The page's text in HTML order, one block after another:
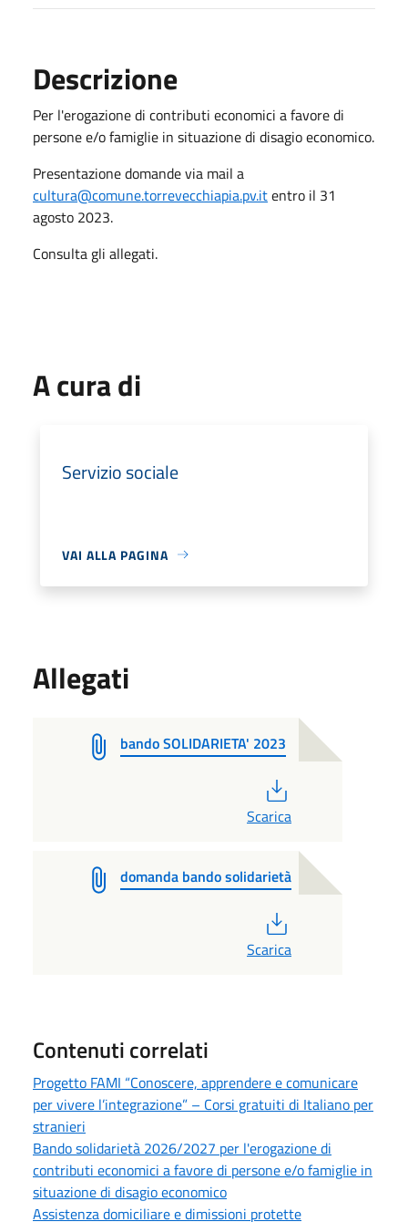
Descrizione
Per l'erogazione di contributi economici a favore di
persone e/o famiglie in situazione di disagio economico.
Presentazione domande via mail a
cultura@comune.torrevecchiapia.pv.itentro il 31
agosto 2023.
Consulta gli allegati.
A cura di
Servizio sociale
VAI ALLA PAGINA
Allegati
bando SOLIDARIETA' 2023
Scarica
domanda bando solidarietà
Scarica
Contenuti correlati
Progetto FAMI “Conoscere, apprendere e comunicare
per vivere l’integrazione” – Corsi gratuiti di Italiano per
stranieri
Bando solidarietà 2026/2027 per l'erogazione di
contributi economici a favore di persone e/o famiglie in
situazione di disagio economico
Assistenza domiciliare e dimissioni protette